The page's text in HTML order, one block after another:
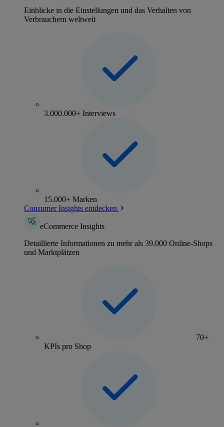
Einblicke in die Einstellungen und das Verhalten von
Verbrauchern weltweit
3.000.000+ Interviews
15.000+ Marken
Consumer Insights entdecken
eCommerce Insights
Detaillierte Informationen zu mehr als 39.000 Online-Shops
und Marktplätzen
70+
KPIs pro Shop